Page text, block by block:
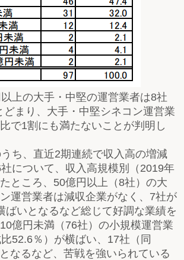
上の大手・中堅の運営業者は8社
どまり、大手・中堅シネコン運営業
で1割にも満たないことが判明し
ち、直近2期連続で収入高の増減
について、収入高規模別（2019年
ところ、50億円以上（8社）の大
運営業者は減収企業がなく、7社が
ばいとなるなど総じて好調な業績を
億円未満（76社）の小規模運営業
52.6％）が横ばい、17社（同
なるなど、苦戦を強いられている